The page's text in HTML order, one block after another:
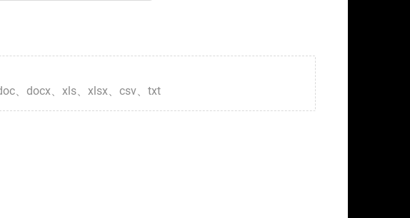
、docx、xls、xlsx、csv、txt